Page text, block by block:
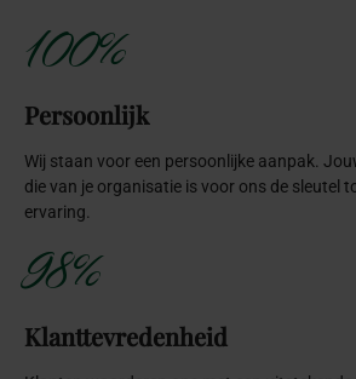
100%
Persoonlijk
Wij staan voor een persoonlijke aanpak.
die van je organisatie is voor ons de sleutel
ervaring.
98%
Klanttevredenheid